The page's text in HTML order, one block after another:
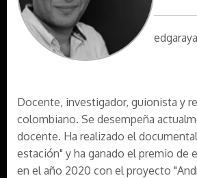
Docente, investigador, guionista y
colombiano. Se desempeña
docente. Ha realizado el
estación" y ha ganado el premio de
en el año 2020 con el proyecto